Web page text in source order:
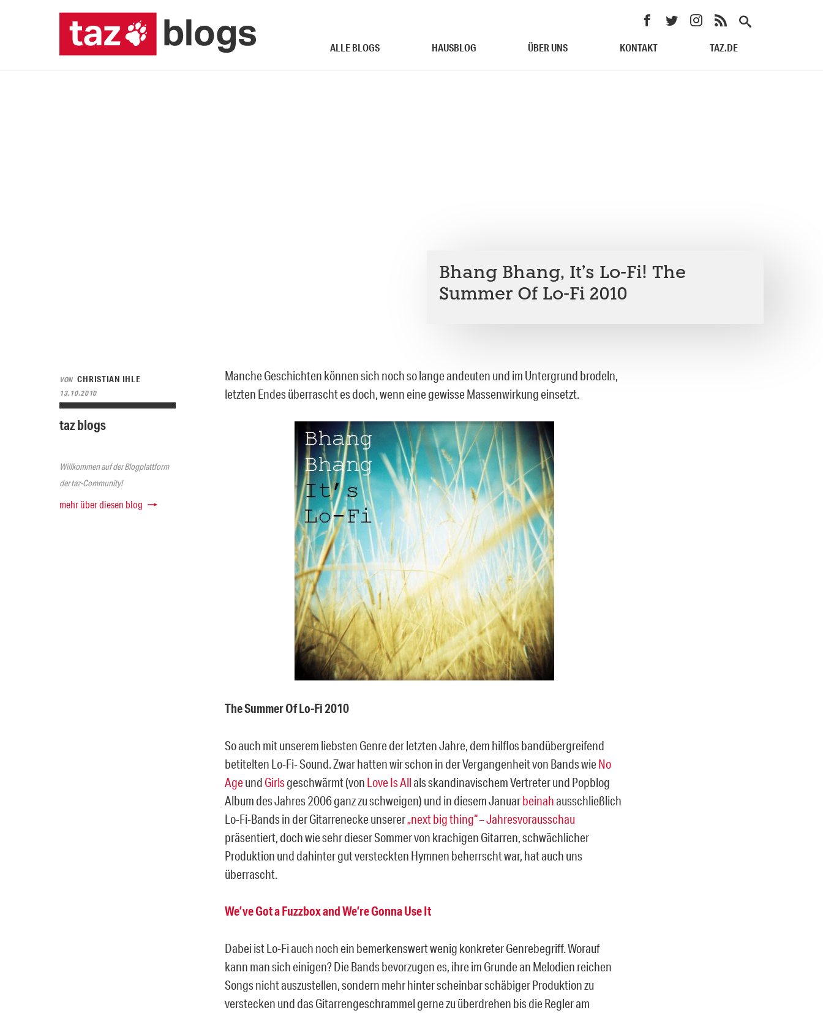
ALLE BLOGS HAUSBLOG ÜBER UNS KONTAKT TAZ.DE
Bhang Bhang, It’s Lo-Fi! The
Summer Of Lo-Fi 2010
VON CHRISTIAN IHLE
13.10.2010
taz blogs
Willkommen auf der Blogplattform
der taz-Community!
mehr über diesen blog
Manche Geschichten können sich noch so lange andeuten und im Untergrund brodeln,
letzten Endes überrascht es doch, wenn eine gewisse Massenwirkung einsetzt.
The Summer Of Lo-Fi 2010
So auch mit unserem liebsten Genre der letzten Jahre, dem hilflos bandübergreifend
betitelten Lo-Fi- Sound. Zwar hatten wir schon in der Vergangenheit von Bands wieNo
Ageund Girlsgeschwärmt (von Love Is Allals skandinavischem Vertreter und Popblog
Album des Jahres 2006 ganz zu schweigen) und in diesem Januarbeinahausschließlich
Lo-Fi-Bands in der Gitarrenecke unserer„next big thing“ – Jahresvorausschau
präsentiert, doch wie sehr dieser Sommer von krachigen Gitarren, schwächlicher
Produktion und dahinter gut versteckten Hymnen beherrscht war, hat auch uns
überrascht.
We’ve Got a Fuzzbox and We’re Gonna Use It
Dabei ist Lo-Fi auch noch ein bemerkenswert wenig konkreter Genrebegriff. Worauf
kann man sich einigen? Die Bands bevorzugen es, ihre im Grunde an Melodien reichen
Songs nicht auszustellen, sondern mehr hinter scheinbar schäbiger Produktion zu
verstecken und das Gitarrengeschrammel gerne zu überdrehen bis die Regler am